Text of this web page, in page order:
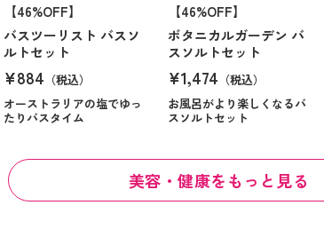
【46%OFF】
バスツーリスト バスソ
ルトセット
¥884 （税込）
オーストラリアの塩でゆっ
たりバスタイム
【46%OFF】
ボタニカルガーデン バ
スソルトセット
¥1,474 （税込）
お風呂がより楽しくなるバ
スソルトセット
美容・健康をもっと見る